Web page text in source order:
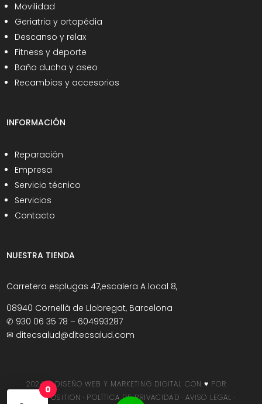
Movilidad
Geriatria y ortopédia
Descanso y relax
Fitness y deporte
Baño ducha y aseo
Recambios y accesorios
INFORMACIÓN
Reparación
Empresa
Servicio técnico
Servicios
Contacto
NUESTRA TIENDA
Carretera esplugas 47,escalera A local 8,
08940 Cornellà de Llobregat, Barcelona
✆ 930 06 35 78 – 604993287
✉ ditecsalud@ditecsalud.com
2024 © DISEÑO WEB Y MARKETING DIGITAL CON ♥️ POR
SERVIPOSITION · POLÍTICA DE PRIVACIDAD · AVISO LEGAL ·
0